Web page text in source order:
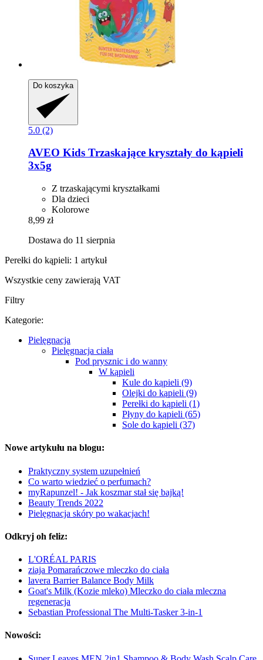
Do koszyka
5.0 (2)
AVEO Kids Trzaskające kryształy do kąpieli
3x5g
Z trzaskającymi kryształkami
Dla dzieci
Kolorowe
8,99 zł
Dostawa do 11 sierpnia
Perełki do kąpieli: 1 artykuł
Wszystkie ceny zawierają VAT
Filtry
Kategorie:
Pielęgnacja
Pielęgnacja ciała
Pod prysznic i do wanny
W kąpieli
Kule do kąpieli (9)
Olejki do kąpieli (9)
Perełki do kąpieli (1)
Płyny do kąpieli (65)
Sole do kąpieli (37)
Nowe artykułu na blogu:
Praktyczny system uzupełnień
Co warto wiedzieć o perfumach?
myRapunzel! - Jak koszmar stał się bajką!
Beauty Trends 2022
Pielęgnacja skóry po wakacjach!
Odkryj oh feliz:
L'ORÉAL PARIS
ziaja Pomarańczowe mleczko do ciała
lavera Barrier Balance Body Milk
Goat's Milk (Kozie mleko) Mleczko do ciała mleczna
regeneracja
Sebastian Professional The Multi-Tasker 3-in-1
Nowości: